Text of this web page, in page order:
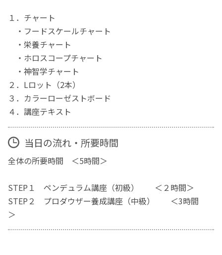
１．チャート
・フードスケールチャート
・栄養チャート
・ホロスコープチャート
・神智学チャート
２．Lロット（2本）
３．カラーローゼストボード
４．講座テキスト
当日の流れ・所要時間
全体の所要時間 ＜5時間＞
STEP１ ペンデュラム講座（初級） ＜２時間＞
STEP２ プロダウザー養成講座（中級） ＜3時間
＞